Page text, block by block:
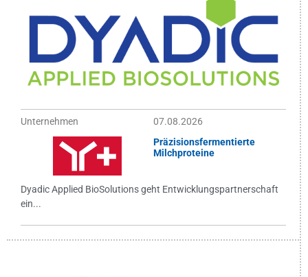
Unternehmen
07.08.2026
Präzisionsfermentierte
Milchproteine
Dyadic Applied BioSolutions geht Entwicklungspartnerschaft
ein...